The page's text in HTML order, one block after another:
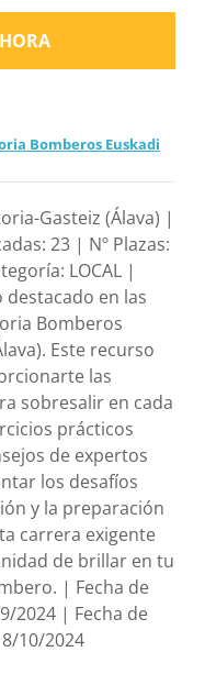
Bomberos Euskadi
Gasteiz (Álava) |
23 | Nº Plazas:
LOCAL |
en las
Bomberos
Este recurso
las
sobresalir en cada
prácticos
de expertos
los desafíos
y la preparación
carrera exigente
de brillar en tu
| Fecha de
2024 | Fecha de
10/2024